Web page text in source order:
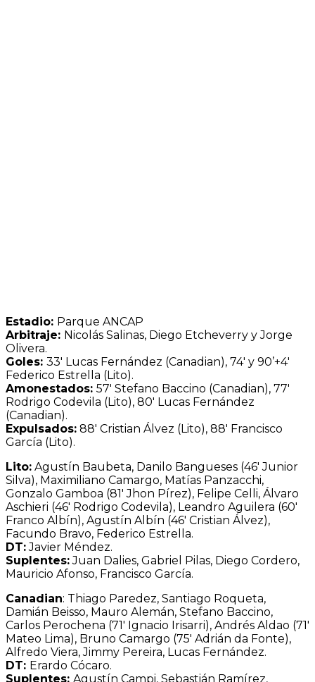
Estadio: Parque ANCAP
Arbitraje: Nicolás Salinas, Diego Etcheverry y Jorge
Olivera.
Goles: 33′ Lucas Fernández (Canadian), 74′ y 90’+4′
Federico Estrella (Lito).
Amonestados: 57′ Stefano Baccino (Canadian), 77′
Rodrigo Codevila (Lito), 80′ Lucas Fernández
(Canadian).
Expulsados: 88′ Cristian Álvez (Lito), 88′ Francisco
García (Lito).
Lito: Agustín Baubeta, Danilo Bangueses (46′ Junior
Silva), Maximiliano Camargo, Matías Panzacchi,
Gonzalo Gamboa (81′ Jhon Pírez), Felipe Celli, Álvaro
Aschieri (46′ Rodrigo Codevila), Leandro Aguilera (60′
Franco Albín), Agustín Albín (46′ Cristian Álvez),
Facundo Bravo, Federico Estrella.
DT:Javier Méndez.
Suplentes:Juan Dalies, Gabriel Pilas, Diego Cordero,
Mauricio Afonso, Francisco García.
Canadian: Thiago Paredez, Santiago Roqueta,
Damián Beisso, Mauro Alemán, Stefano Baccino,
Carlos Perochena (71′ Ignacio Irisarri), Andrés Aldao (71′
Mateo Lima), Bruno Camargo (75′ Adrián da Fonte),
Alfredo Viera, Jimmy Pereira, Lucas Fernández.
DT: Erardo Cócaro.
Suplentes: Agustín Campi, Sebastián Ramírez,